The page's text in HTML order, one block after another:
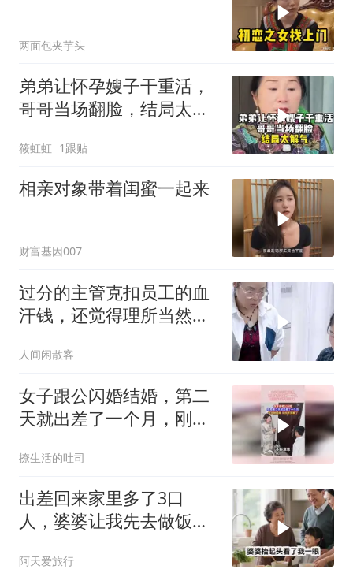
两面包夹芋头
弟弟让怀孕嫂子干重活，
哥哥当场翻脸，结局太解
筱虹虹 1跟贴
相亲对象带着闺蜜一起来
财富基因007
过分的主管克扣员工的血
汗钱，还觉得理所当然必
人间闲散客
女子跟公闪婚结婚，第二
天就出差了一个月，刚回
撩生活的吐司
出差回来家里多了3口
人，婆婆让我先去做饭，
阿天爱旅行